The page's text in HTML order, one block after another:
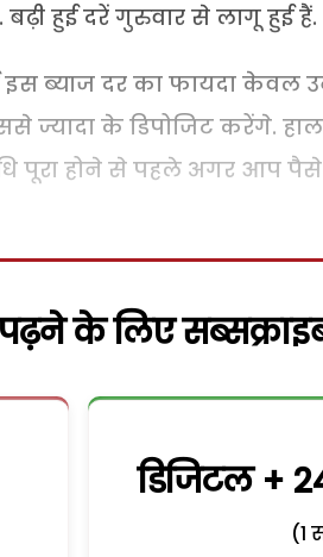
हुई दरें गुरुवार से लागू हुई हैं.
ब्याज दर का फायदा केवल
ज्यादा के डिपोजिट करेंगे.
पूरा होने से पहले अगर आप
के लिए
डिजिटल +
(1